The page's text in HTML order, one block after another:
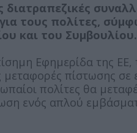
διατραπεζικές
τους πολίτες,
και του Συμβουλίου.
Εφημερίδα της ΕΕ,
μεταφορές πίστωσης
πολίτες θα
ενός απλού